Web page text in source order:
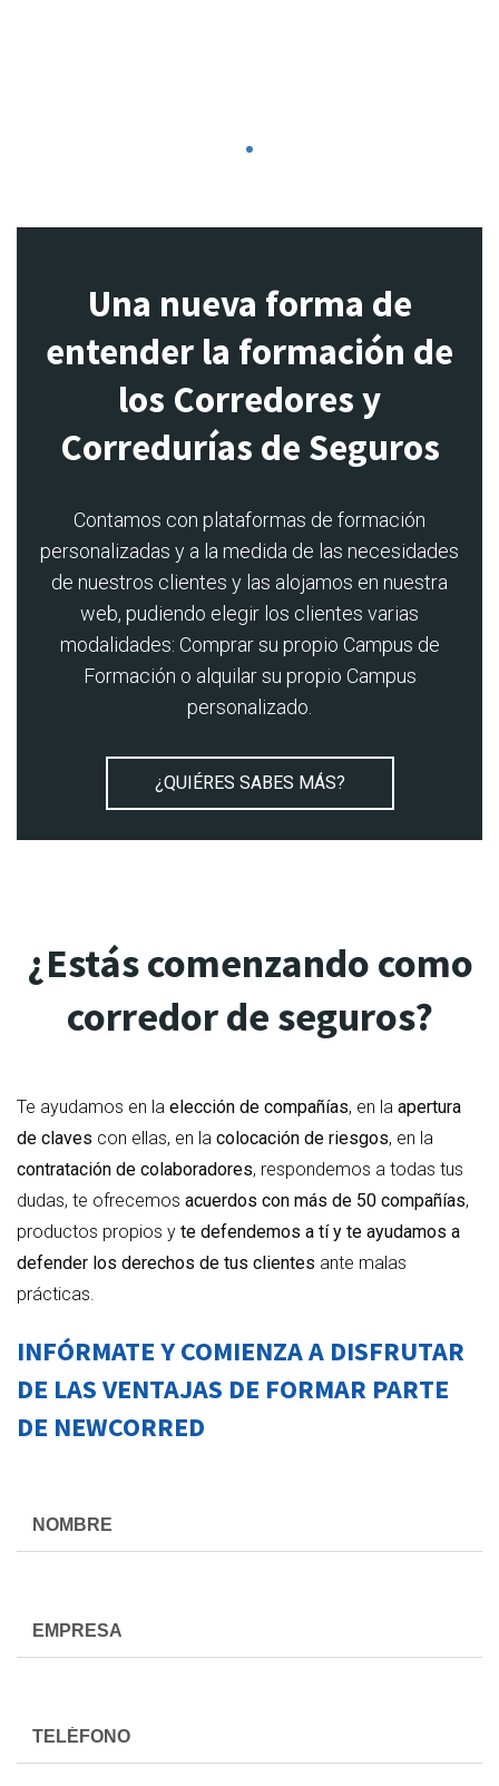
Una nueva forma de
entender la formación de
los Corredores y
Corredurías de Seguros
Contamos con plataformas de formación
personalizadas y a la medida de las necesidades
de nuestros clientes y las alojamos en nuestra
web, pudiendo elegir los clientes varias
modalidades: Comprar su propio Campus de
Formación o alquilar su propio Campus
personalizado.
¿QUIÉRES SABES MÁS?
¿Estás comenzando como
corredor de seguros?
Te ayudamos en la elección de compañías, en la apertura
de claves con ellas, en la colocación de riesgos, en la
contratación de colaboradores, respondemos a todas tus
dudas, te ofrecemos acuerdos con más de 50 compañías,
productos propios y te defendemos a tí y te ayudamos a
defender los derechos de tus clientes ante malas
prácticas.
INFÓRMATE Y COMIENZA A DISFRUTAR
DE LAS VENTAJAS DE FORMAR PARTE
DE NEWCORRED